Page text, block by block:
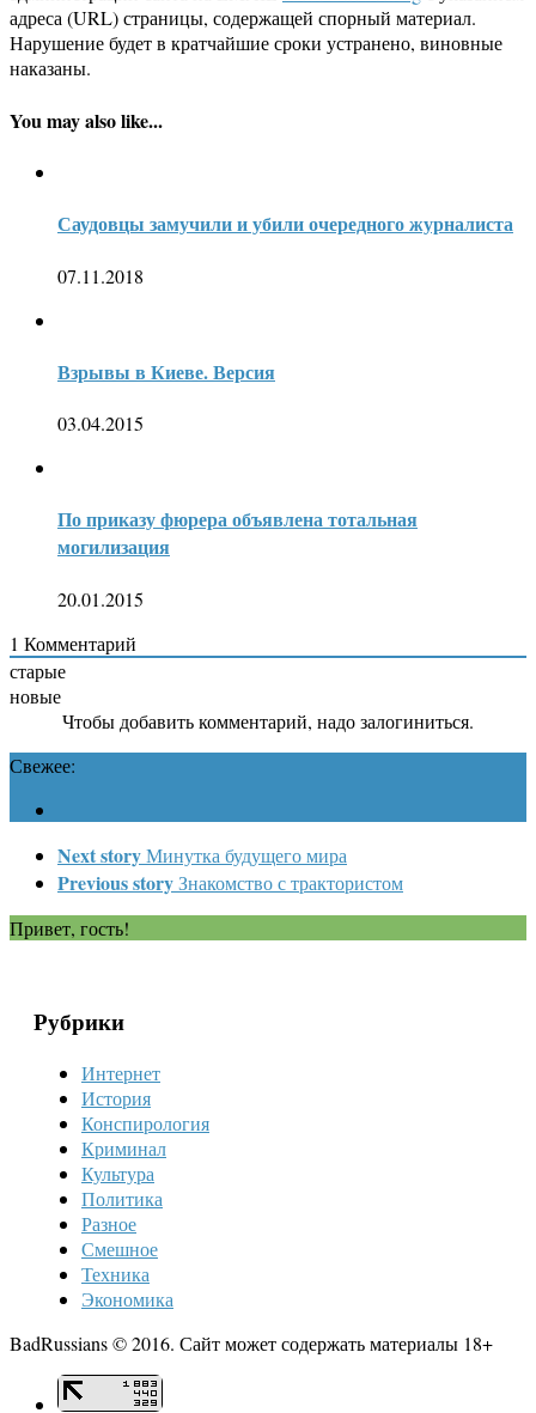
адреса (URL) страницы, содержащей спорный материал.
Нарушение будет в кратчайшие сроки устранено, виновные
наказаны.
You may also like...
Саудовцы замучили и убили очередного журналиста
07.11.2018
Взрывы в Киеве. Версия
03.04.2015
По приказу фюрера объявлена тотальная
могилизация
20.01.2015
1 Комментарий
старые
новые
Чтобы добавить комментарий, надо залогиниться.
Свежее:
Next storyМинутка будущего мира
Previous storyЗнакомство с трактористом
Привет, гость!
Рубрики
Интернет
История
Конспирология
Криминал
Культура
Политика
Разное
Смешное
Техника
Экономика
BadRussians © 2016. Сайт может содержать материалы 18+